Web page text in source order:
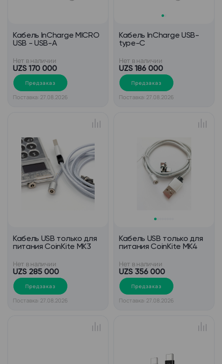
Кабель InCharge MICRO
USB - USB-A
Нет в наличии
UZS 170 000
Предзаказ
Поставка: 27.08.2026
Кабель InCharge USB-
type-C
Нет в наличии
UZS 186 000
Предзаказ
Поставка: 27.08.2026
Кабель USB только для
питания CoinKite MK3
Нет в наличии
UZS 285 000
Предзаказ
Поставка: 27.08.2026
Кабель USB только для
питания CoinKite MK4
Нет в наличии
UZS 356 000
Предзаказ
Поставка: 27.08.2026